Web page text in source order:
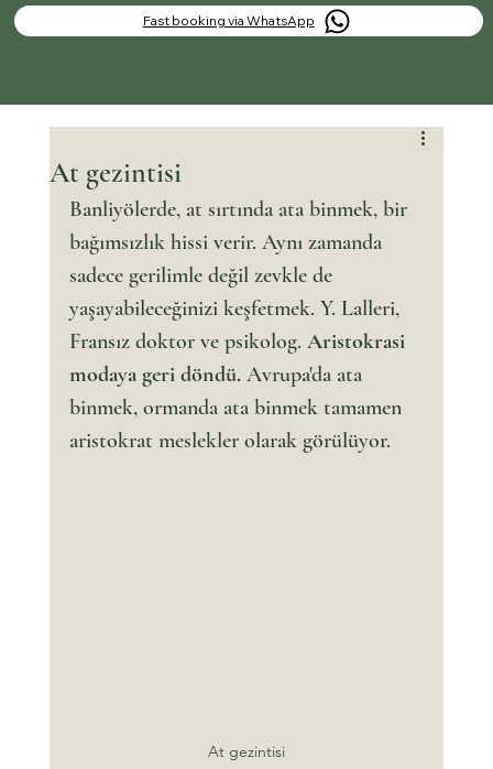
Fast booking via WhatsApp
At gezintisi
Banliyölerde, at sırtında ata binmek, bir
bağımsızlık hissi verir. Aynı zamanda
sadece gerilimle değil zevkle de
yaşayabileceğinizi keşfetmek. Y. Lalleri,
Fransız doktor ve psikolog. Aristokrasi
modaya geri döndü. Avrupa'da ata
binmek, ormanda ata binmek tamamen
aristokrat meslekler olarak görülüyor.
At gezintisi